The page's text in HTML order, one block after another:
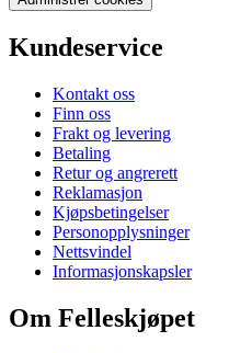
Kundeservice
Kontakt oss
Finn oss
Frakt og levering
Betaling
Retur og angrerett
Reklamasjon
Kjøpsbetingelser
Personopplysninger
Nettsvindel
Informasjonskapsler
Om Felleskjøpet